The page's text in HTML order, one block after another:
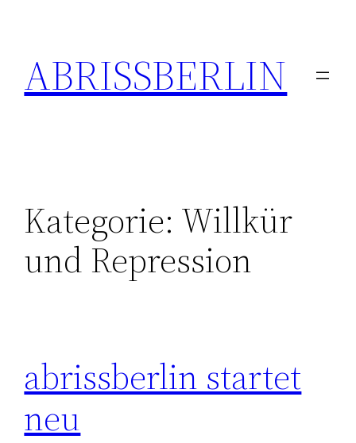
springen
ABRISSBERLIN
Kategorie: Willkür
und Repression
abrissberlin startet
neu